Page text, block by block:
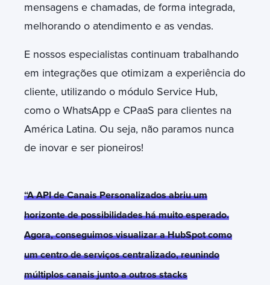
mensagens e chamadas, de forma integrada,
melhorando o atendimento e as vendas.
E nossos especialistas continuam trabalhando
em integrações que otimizam a experiência do
cliente, utilizando o módulo Service Hub,
como o WhatsApp e CPaaS para clientes na
América Latina. Ou seja, não paramos nunca
de inovar e ser pioneiros!
“A API de Canais Personalizados abriu um
horizonte de possibilidades há muito esperado.
Agora, conseguimos visualizar a HubSpot como
um centro de serviços centralizado, reunindo
múltiplos canais junto a outros stacks